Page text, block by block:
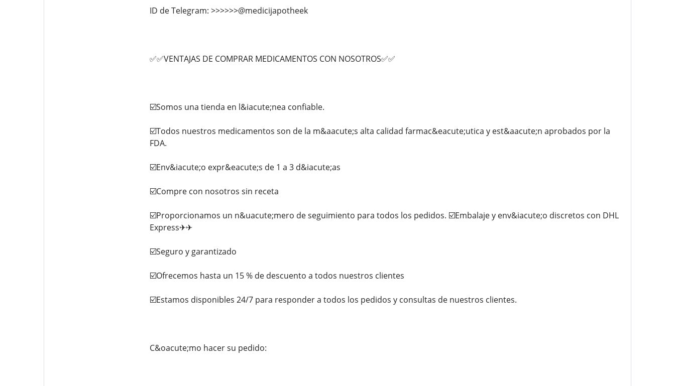
ID de Telegram: >>>>>>@medicijapotheek
✅✅VENTAJAS DE COMPRAR MEDICAMENTOS CON NOSOTROS✅✅
☑️Somos una tienda en l&iacute;nea confiable.
☑️Todos nuestros medicamentos son de la m&aacute;s alta calidad farmac&eacute;utica y est&aacute;n aprobados por la
FDA.
☑️Env&iacute;o expr&eacute;s de 1 a 3 d&iacute;as
☑️Compre con nosotros sin receta
☑️Proporcionamos un n&uacute;mero de seguimiento para todos los pedidos. ☑️Embalaje y env&iacute;o discretos con DHL
Express✈✈
☑️Seguro y garantizado
☑️Ofrecemos hasta un 15 % de descuento a todos nuestros clientes
☑️Estamos disponibles 24/7 para responder a todos los pedidos y consultas de nuestros clientes.
C&oacute;mo hacer su pedido: